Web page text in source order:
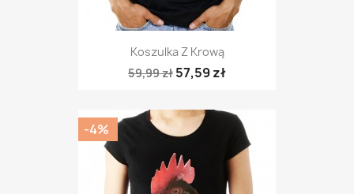
Koszulka Z Krową
59,99 zł 57,59 zł
-4%